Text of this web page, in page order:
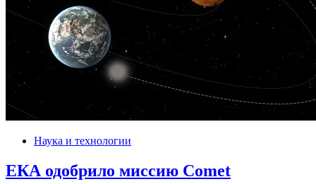
Наука и технологии
ЕКА одобрило миссию Comet